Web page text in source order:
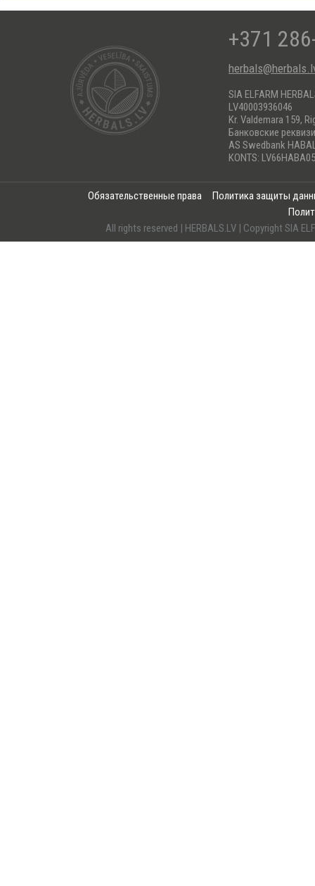
+371
SIA ELFARM
LV40003936046
Kr. Valdemara 159,
Банковские
AS Swedbank
KONTS:
Обязательственные права
Политика защиты
All rights reserved | HERBALS.LV | Copyright SIA